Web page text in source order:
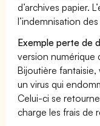
d’archives papier.
l’indemnisation
Exemple perte de
version
Bijoutière
un virus qui
Celui-ci se
charge les frais de